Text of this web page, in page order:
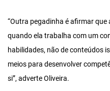
“Outra pegadinha é afirmar que
quando ela trabalha com um
habilidades, não de conteúdos
meios para desenvolver
si”, adverte Oliveira.